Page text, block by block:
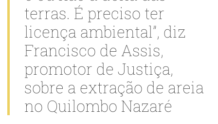
terras. É preciso ter
licença ambiental”, diz
Francisco de Assis,
promotor de Justiça,
sobre a extração de areia
no Quilombo Nazaré